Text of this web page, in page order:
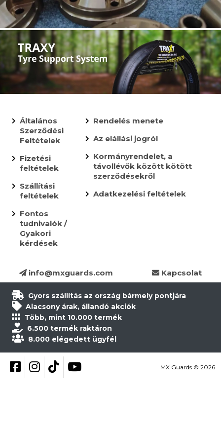
Általános
Szerződési
Feltételek
Fizetési
feltételek
Szállítási
feltételek
Fontos
tudnivalók /
Gyakori
kérdések
Rendelés menete
Az elállási jogról
Kormányrendelet, a
távollévők között kötött
szerződésekről
Adatkezelési feltételek
info@mxguards.com Kapcsolat
Gyors szállítás az ország bármely pontjára
Alacsony árak, állandó akciók
Több, mint 10.000 termék
6.500 termék raktáron
8.000 elégedett ügyfél
Kövess be Facebookon
Kövess be Instagramon
Kövess be TikTokon
YouTube MX Guards © 2026